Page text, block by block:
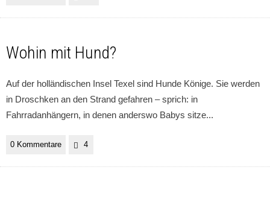
Wohin mit Hund?
Auf der holländischen Insel Texel sind Hunde Könige. Sie werden
in Droschken an den Strand gefahren – sprich: in
Fahrradanhängern, in denen anderswo Babys sitze...
0 Kommentare 4